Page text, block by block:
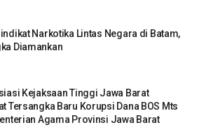
Narkotika Lintas Negara di Batam,
Diamankan
Kejaksaan Tinggi Jawa Barat
Tersangka Baru Korupsi Dana BOS Mts
Agama Provinsi Jawa Barat